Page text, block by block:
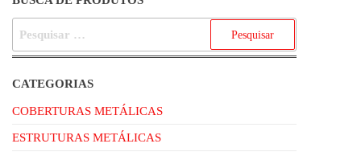
CATEGORIAS
COBERTURAS METÁLICAS
ESTRUTURAS METÁLICAS